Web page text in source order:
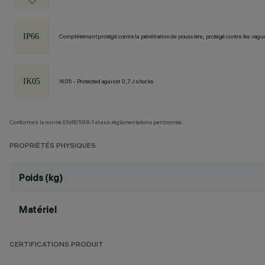
Complètement protégé contre la pénétration de poussière, protégé contre les
IK05 - Protected against 0,7 J shocks
Conforme à la norme EN60598-1 et aux réglementations pertinentes.
PROPRIÉTÉS PHYSIQUES
Poids (kg)
Matériel
CERTIFICATIONS PRODUIT